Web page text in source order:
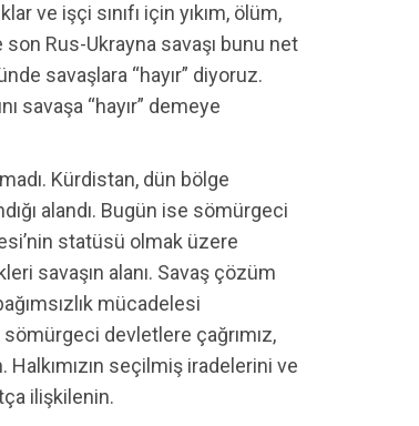
ve işçi sınıfı için yıkım, ölüm,
son Rus-Ukrayna savaşı bunu net
savaşlara “hayır” diyoruz.
savaşa “hayır” demeye
Kürdistan, dün bölge
alandı. Bugün ise sömürgeci
statüsü olmak üzere
savaşın alanı. Savaş çözüm
mücadelesi
devletlere çağrımız,
Halkımızın seçilmiş iradelerini ve
ilişkilenin.